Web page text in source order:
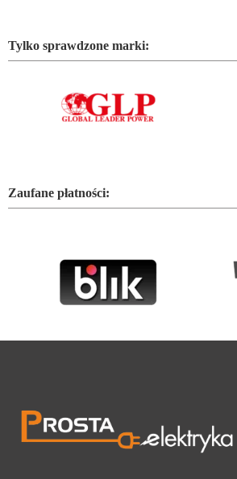
Tylko sprawdzone marki:
Zaufane płatności: